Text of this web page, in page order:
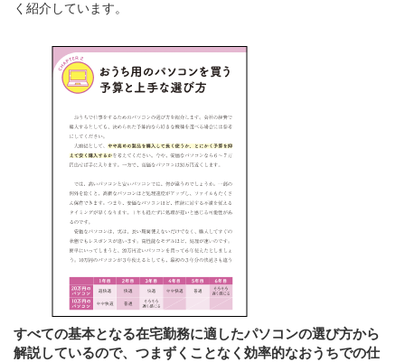
く紹介しています。
すべての基本となる在宅勤務に適したパソコンの選び方から
解説しているので、つまずくことなく効率的なおうちでの仕